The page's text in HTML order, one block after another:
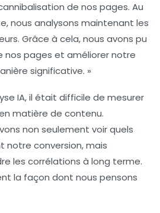
de nos pages. Au
nous analysons maintenant les
Grâce à cela, nous avons pu
nos pages et améliorer notre
significative. »
IA, il était difficile de mesurer
matière de contenu.
non seulement voir quels
notre conversion, mais
les corrélations à long terme.
la façon dont nous pensons